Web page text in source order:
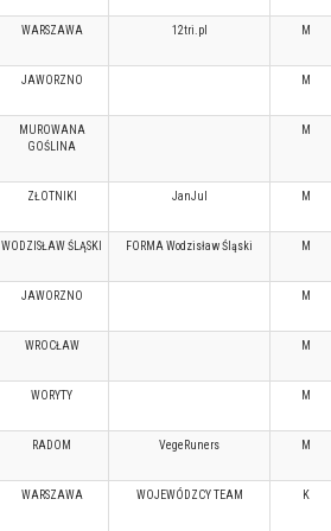
WARSZAWA 12tri.pl M
JAWORZNO M
MUROWANA
GOŚLINA
M
ZŁOTNIKI JanJul M
WODZISŁAW ŚLĄSKI FORMA Wodzisław Śląski M
JAWORZNO M
WROCŁAW M
WORYTY M
RADOM VegeRuners M
WARSZAWA WOJEWÓDZCY TEAM K